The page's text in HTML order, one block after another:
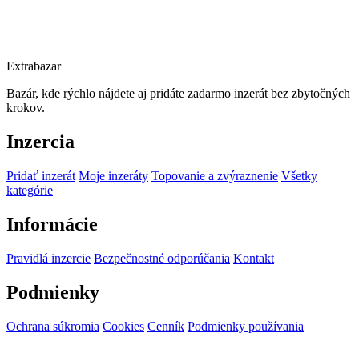
Extrabazar
Bazár, kde rýchlo nájdete aj pridáte zadarmo inzerát bez zbytočných
krokov.
Inzercia
Pridať inzerát Moje inzeráty Topovanie a zvýraznenie Všetky
kategórie
Informácie
Pravidlá inzercie Bezpečnostné odporúčania Kontakt
Podmienky
Ochrana súkromia Cookies Cenník Podmienky používania